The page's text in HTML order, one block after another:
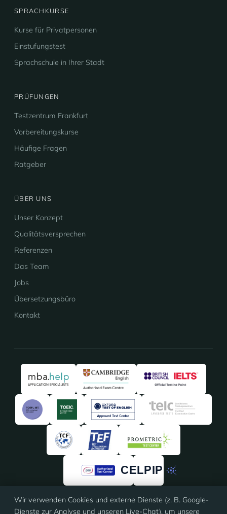
SPRACHKURSE
Kurse für Privatpersonen
Einstufungstest
Sprachschule in Ihrer Stadt
PRÜFUNGEN
Testzentrum Frankfurt
Vorbereitungskurse
Häufige Fragen
Ratgeber
ÜBER UNS
Unser Konzept
Qualitätsversprechen
Referenzen
Das Team
Jobs
Übersetzungsbüro
Kontakt
4,91/5 · 135 Bewertungen
Wir verwenden Cookies und externe Dienste (z. B. Google-
Dienste zur Analyse und unseren Live-Chat), um unsere